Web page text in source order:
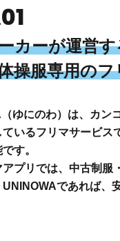
01
カーが運営す
操服専⽤のフ
ゆにのわ）は、カン
いるフリマサービス
す。
アプリでは、中古制服
であれば、